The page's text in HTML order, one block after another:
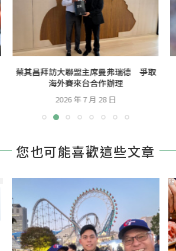
蔡其昌拜訪大聯盟主席曼弗瑞德 爭取
海外賽來台合作辦理
2026 年 7 月 28 日
您也可能喜歡這些文章
PR